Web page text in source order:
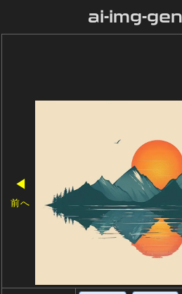
ai-img-
◀
前へ